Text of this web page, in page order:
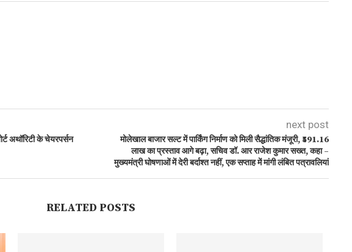
अथॉरिटी के चेयरपर्सन
next post
मोलेखाल बाजार सल्ट में पार्किंग निर्माण को मिली सैद्धांतिक मंजूरी, ₹591.16
लाख का प्रस्ताव आगे बढ़ा, सचिव डॉ. आर राजेश कुमार सख्त, कहा –
मुख्यमंत्री घोषणाओं में देरी बर्दाश्त नहीं, एक सप्ताह में मांगी लंबित पत्रावलियां
RELATED POSTS